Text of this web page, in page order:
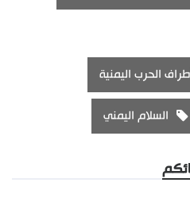
الحرب اليمنية
السلام اليمني